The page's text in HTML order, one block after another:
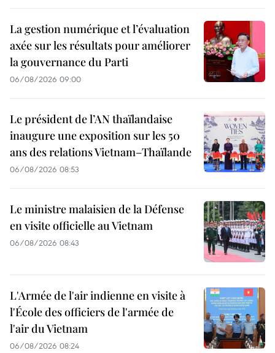
La gestion numérique et l’évaluation
axée sur les résultats pour améliorer
la gouvernance du Parti
06/08/2026 09:00
Le président de l’AN thaïlandaise
inaugure une exposition sur les 50
ans des relations Vietnam–Thaïlande
06/08/2026 08:53
Le ministre malaisien de la Défense
en visite officielle au Vietnam
06/08/2026 08:43
L'Armée de l'air indienne en visite à
l'École des officiers de l'armée de
l'air du Vietnam
06/08/2026 08:24